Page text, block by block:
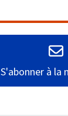
S'abonner à la